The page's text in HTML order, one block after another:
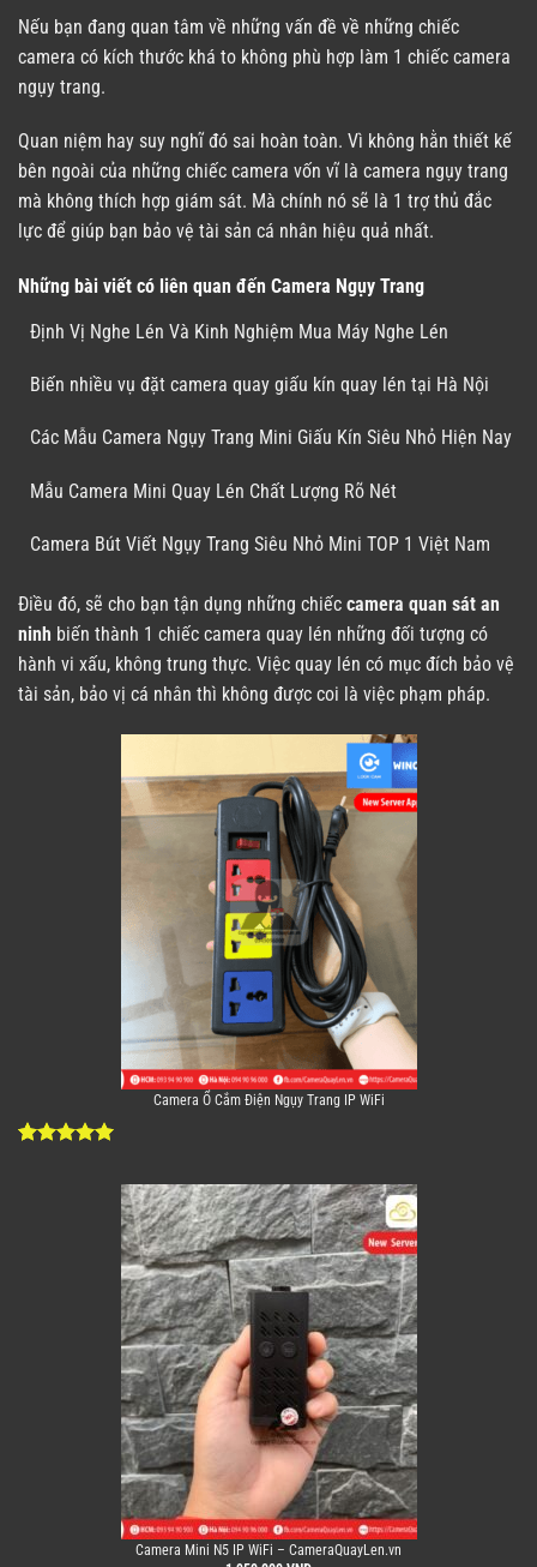
Nếu bạn đang quan tâm về những vấn đề về những chiếc
camera có kích thước khá to không phù hợp làm 1 chiếc camera
ngụy trang.
Quan niệm hay suy nghĩ đó sai hoàn toàn. Vì không hằn thiết kế
bên ngoài của những chiếc camera vốn vĩ là camera ngụy trang
mà không thích hợp giám sát. Mà chính nó sẽ là 1 trợ thủ đắc
lực để giúp bạn bảo vệ tài sản cá nhân hiệu quả nhất.
Những bài viết có liên quan đến Camera Ngụy Trang
Định Vị Nghe Lén Và Kinh Nghiệm Mua Máy Nghe Lén
Biến nhiều vụ đặt camera quay giấu kín quay lén tại Hà Nội
Các Mẫu Camera Ngụy Trang Mini Giấu Kín Siêu Nhỏ Hiện Nay
Mẫu Camera Mini Quay Lén Chất Lượng Rõ Nét
Camera Bút Viết Ngụy Trang Siêu Nhỏ Mini TOP 1 Việt Nam
Điều đó, sẽ cho bạn tận dụng những chiếc camera quan sát an
ninh biến thành 1 chiếc camera quay lén những đối tượng có
hành vi xấu, không trung thực. Việc quay lén có mục đích bảo vệ
tài sản, bảo vị cá nhân thì không được coi là việc phạm pháp.
Camera Ổ Cắm Điện Ngụy Trang IP WiFi
Camera Mini N5 IP WiFi – CameraQuayLen.vn